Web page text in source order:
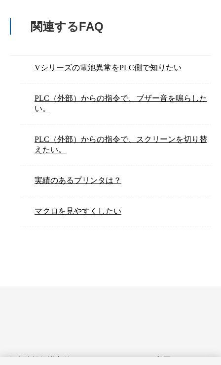
関連するFAQ
Vシリーズの電池異常をPLC側で知りたい
PLC（外部）からの指令で、ブザー音を鳴らした
い。
PLC（外部）からの指令で、スクリーンを切り替
えたい。
実績のあるプリンタは？
マクロを見やすくしたい